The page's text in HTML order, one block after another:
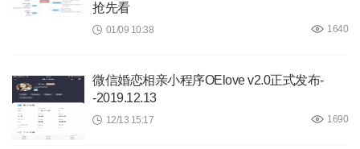
抢先看
01/09 10:38 1640
微信婚恋相亲小程序OElove v2.0正式发布-
-2019.12.13
12/13 15:17 1690